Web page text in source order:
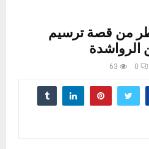
من قصة ترسيم
الرواشدة
0
63